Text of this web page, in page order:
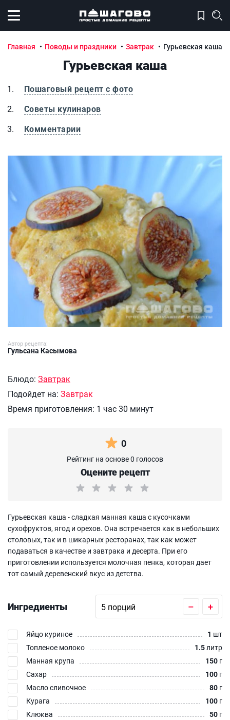
Открыть меню
Главная Поводы и праздники Завтрак Гурьевская каша
Гурьевская каша
Пошаговый рецепт с фото
Советы кулинаров
Комментарии
Гурьевская каша
Автор рецепта:
Гульсана Касымова
Блюдо: Завтрак
Подойдет на: Завтрак
Время приготовления: 1 час 30 минут
0
Рейтинг на основе 0 голосов
Оцените рецепт
Гурьевская каша - сладкая манная каша с кусочками
сухофруктов, ягод и орехов. Она встречается как в небольших
столовых, так и в шикарных ресторанах, так как может
подаваться в качестве и завтрака и десерта. При его
приготовлении используется молочная пенка, которая дает
тот самый деревенский вкус из детства.
Ингредиенты – +
Яйцо куриное 1 шт
Топленое молоко
1.5литр
Манная крупа
150 г
Сахар
100 г
Масло сливочное
80 г
Курага
100 г
Клюква
50 г